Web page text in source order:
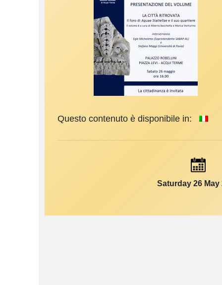
Questo contenuto è disponibile in:
Saturday 26 May